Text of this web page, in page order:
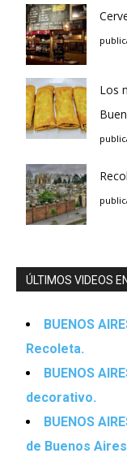
Los
ÚLTIMOS VIDEOS
BUENOS
Recoleta.
BUENOS
decorativo.
BUENOS
de Buenos Aires